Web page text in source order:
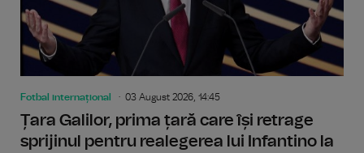
Fotbal internațional 03 August 2026, 14:45
Țara Galilor, prima țară care își retrage
sprijinul pentru realegerea lui Infantino la